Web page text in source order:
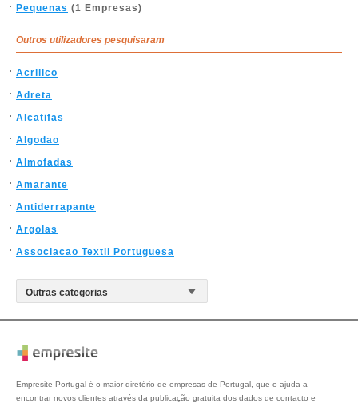
Pequenas (1 Empresas)
Outros utilizadores pesquisaram
Acrilico
Adreta
Alcatifas
Algodao
Almofadas
Amarante
Antiderrapante
Argolas
Associacao Textil Portuguesa
Empresite Portugal é o maior diretório de empresas de Portugal, que o ajuda a
encontrar novos clientes através da publicação gratuita dos dados de contacto e